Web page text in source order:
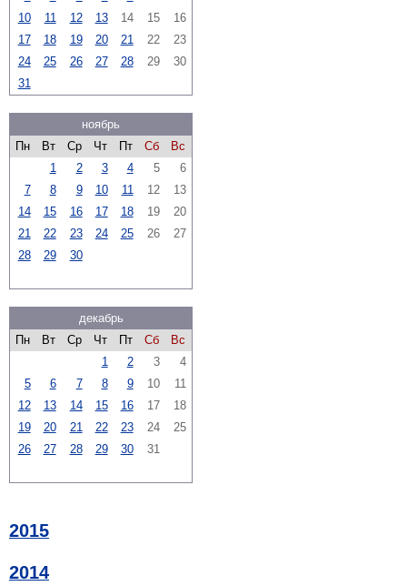
10
11 12 13 14 15
16
17
18 19 20 21 22
23
24
25 26 27 28 29
30
31
ноябрь
Пн
Вт Ср Чт Пт Сб
Вс
1
2 3 4 5
6
7
8 9 10 11 12
13
14
15 16 17 18 19
20
21
22 23 24 25 26
27
28
29 30
декабрь
Пн
Вт Ср Чт Пт Сб
Вс
1
2 3
4
5
6 7 8 9 10
11
12
13 14 15 16 17
18
19
20 21 22 23 24
25
26
27 28 29 30 31
2015
2014